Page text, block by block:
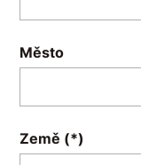
Město
Země